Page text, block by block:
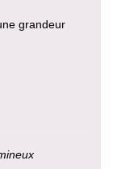
grandeur